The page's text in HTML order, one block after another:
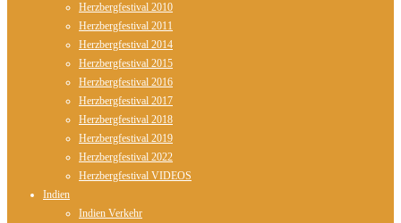
Herzbergfestival 2010
Herzbergfestival 2011
Herzbergfestival 2014
Herzbergfestival 2015
Herzbergfestival 2016
Herzbergfestival 2017
Herzbergfestival 2018
Herzbergfestival 2019
Herzbergfestival 2022
Herzbergfestival VIDEOS
Indien
Indien Verkehr